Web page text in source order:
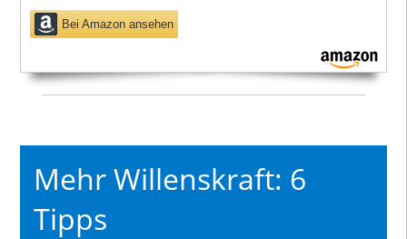
Bei Amazon ansehen
Mehr Willenskraft: 6
Tipps